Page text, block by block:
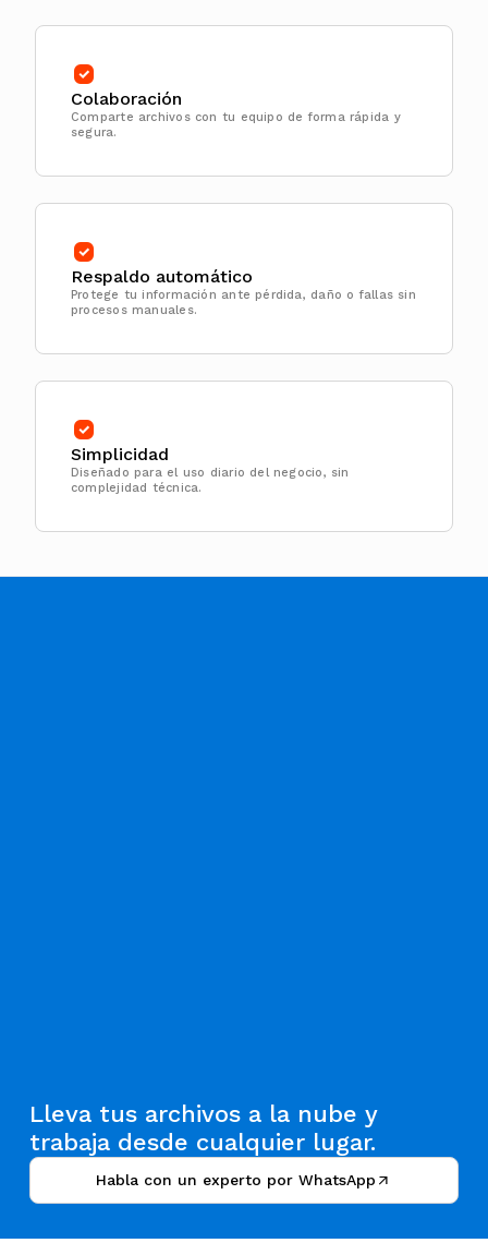
Colaboración
Comparte archivos con tu equipo de forma rápida y
segura.
Respaldo automático
Protege tu información ante pérdida, daño o fallas sin
procesos manuales.
Simplicidad
Diseñado para el uso diario del negocio, sin
complejidad técnica.
Lleva tus archivos a la nube y
trabaja desde cualquier lugar.
Habla con un experto por WhatsApp